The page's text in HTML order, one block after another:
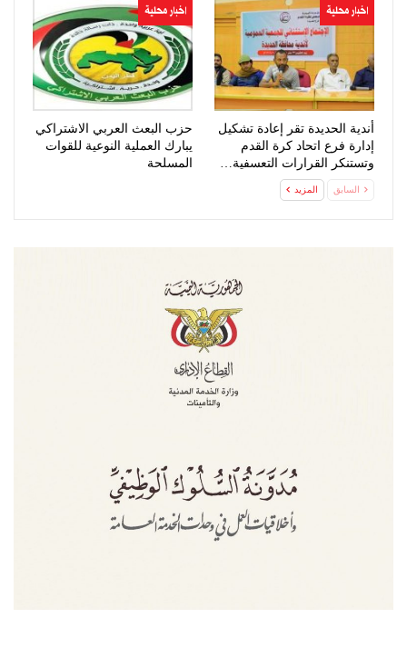
اخبار محلية
أندية الحديدة تقر إعادة تشكيل
إدارة فرع اتحاد كرة القدم
وتستنكر القرارات التعسفية…
اخبار محلية
حزب البعث العربي الاشتراكي
يبارك العملية النوعية للقوات
المسلحة
السابق المزيد